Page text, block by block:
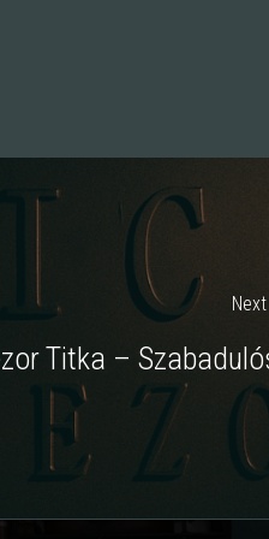
Titka –